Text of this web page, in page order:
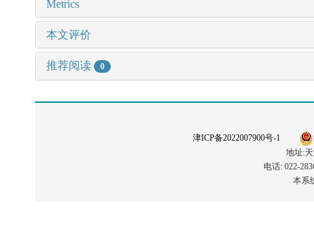
Metrics
本文评价
推荐阅读 0
津ICP备2022007900号-1
地址:
电话: 022-
本系